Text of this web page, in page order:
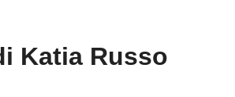
Katia Russo